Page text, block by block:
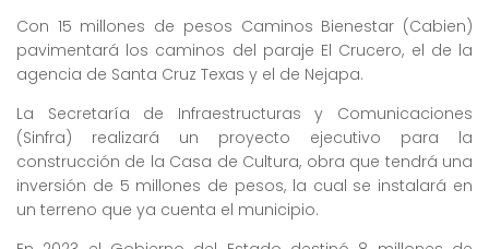
Con 15 millones de pesos Caminos Bienestar (Cabien)
pavimentará los caminos del paraje El Crucero, el de la
agencia de Santa Cruz Texas y el de Nejapa.
La Secretaría de Infraestructuras y Comunicaciones
(Sinfra) realizará un proyecto ejecutivo para la
construcción de la Casa de Cultura, obra que tendrá una
inversión de 5 millones de pesos, la cual se instalará en
un terreno que ya cuenta el municipio.